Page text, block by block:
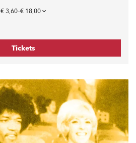
€ 3,60–€ 18,00
Tickets